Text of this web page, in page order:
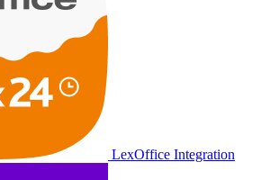
LexOffice Integration